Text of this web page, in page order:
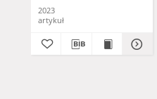
2023
artykuł